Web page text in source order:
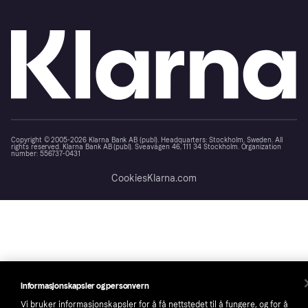
Copyright © 2005-2026 Klarna Bank AB (publ). Headquarters: Stockholm, Sweden. All
rights reserved. Klarna Bank AB (publ). Sveavägen 46, 111 34 Stockholm. Organization
number: 556737-0431
CookiesKlarna.com
Informasjonskapsler og personvern
Vi bruker informasjonskapsler for å få nettstedet til å fungere, og for å